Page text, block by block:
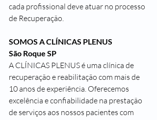
cada profissional deve atuar no processo
de Recuperação.
SOMOS A CLÍNICAS PLENUS
São Roque SP
A CLÍNICAS PLENUS é uma clínica de
recuperação e reabilitação com mais de
10 anos de experiência. Oferecemos
excelência e confiabilidade na prestação
de serviços aos nossos pacientes com